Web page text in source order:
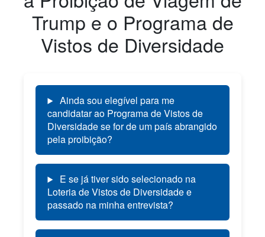
Trump e o Programa de
Vistos de Diversidade
Ainda sou elegível para me
candidatar ao Programa de Vistos de
Diversidade se for de um país abrangido
pela proibição?
E se já tiver sido selecionado na
Loteria de Vistos de Diversidade e
passado na minha entrevista?